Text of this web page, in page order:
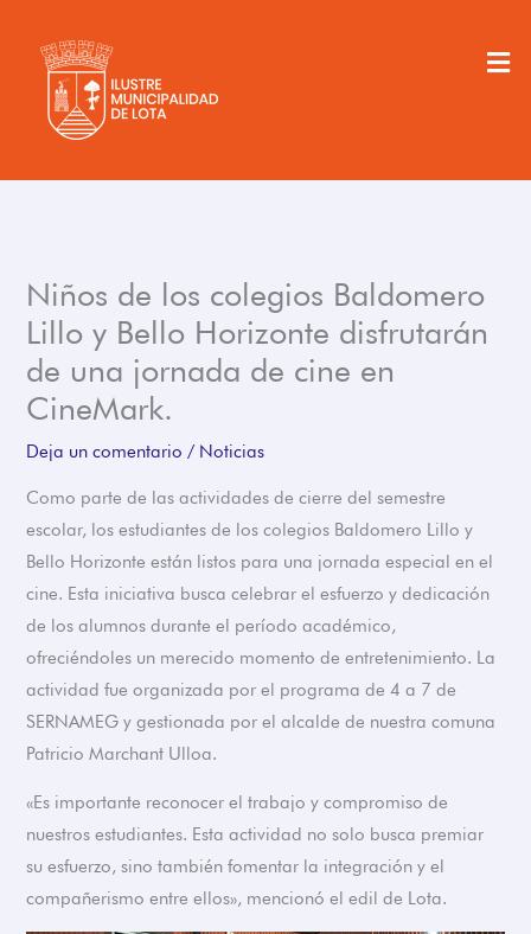
contenido
Niños de los colegios Baldomero
Lillo y Bello Horizonte disfrutarán
de una jornada de cine en
CineMark.
Deja un comentario / Noticias
Como parte de las actividades de cierre del semestre
escolar, los estudiantes de los colegios Baldomero Lillo y
Bello Horizonte están listos para una jornada especial en el
cine. Esta iniciativa busca celebrar el esfuerzo y dedicación
de los alumnos durante el período académico,
ofreciéndoles un merecido momento de entretenimiento. La
actividad fue organizada por el programa de 4 a 7 de
SERNAMEG y gestionada por el alcalde de nuestra comuna
Patricio Marchant Ulloa.
«Es importante reconocer el trabajo y compromiso de
nuestros estudiantes. Esta actividad no solo busca premiar
su esfuerzo, sino también fomentar la integración y el
compañerismo entre ellos», mencionó el edil de Lota.